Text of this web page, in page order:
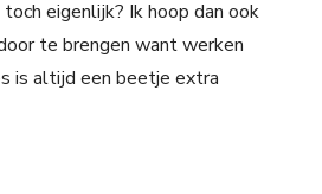
eigenlijk? Ik hoop dan ook
te brengen want werken
is altijd een beetje extra